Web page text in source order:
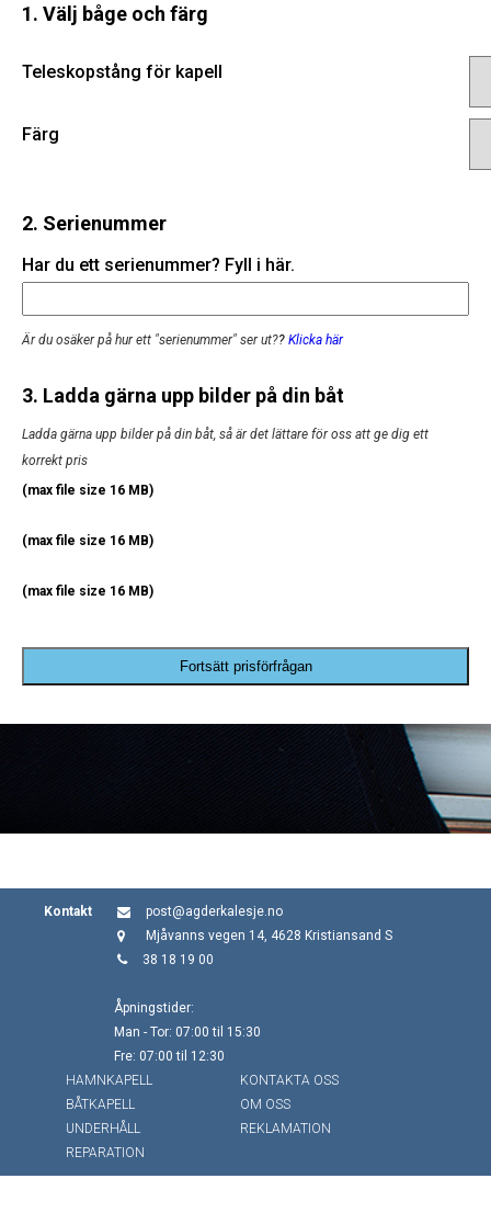
1. Välj båge och färg
Teleskopstång för kapell
Färg
2. Serienummer
Har du ett serienummer? Fyll i här.
Är du osäker på hur ett "serienummer" ser ut?? Klicka här
3. Ladda gärna upp bilder på din båt
Ladda gärna upp bilder på din båt, så är det lättare för oss att ge dig ett
korrekt pris
(max file size 16 MB)
(max file size 16 MB)
(max file size 16 MB)
Fortsätt prisförfrågan
Kontakt
post@agderkalesje.no
Mjåvanns vegen 14, 4628 Kristiansand S
38 18 19 00
Åpningstider:
Man - Tor: 07:00 til 15:30
Fre: 07:00 til 12:30
HAMNKAPELL
BÅTKAPELL
UNDERHÅLL
REPARATION
KONTAKTA OSS
OM OSS
REKLAMATION